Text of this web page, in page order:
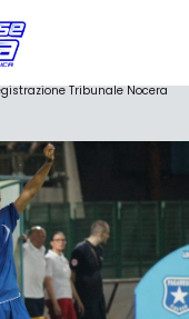
Tribunale Nocera